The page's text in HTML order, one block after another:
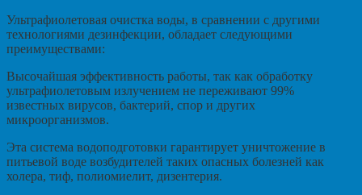
Ультрафиолетовая очистка воды, в сравнении с другими
технологиями дезинфекции, обладает следующими
преимуществами:
Высочайшая эффективность работы, так как обработку
ультрафиолетовым излучением не переживают 99%
известных вирусов, бактерий, спор и других
микроорганизмов.
Эта система водоподготовки гарантирует уничтожение в
питьевой воде возбудителей таких опасных болезней как
холера, тиф, полиомиелит, дизентерия.